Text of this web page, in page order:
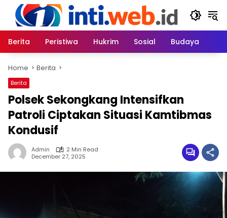
content
Berita
Peristiwa Hukrim Sosial Budaya
Home Berita
Berita
Polsek Sekongkang Intensifkan
Patroli Ciptakan Situasi Kamtibmas
Kondusif
Admin
2 Min Read
December 27, 2025